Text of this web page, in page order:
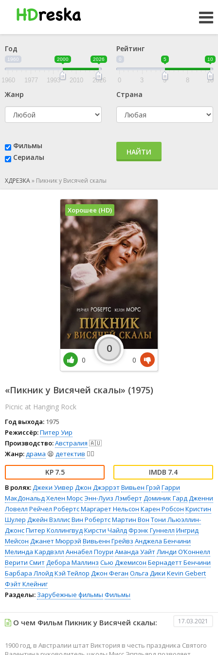
Год
1960 2000 2026
1960 1977 1993 2010 2026
Рейтинг
0 5 10
0 3 5 8 10
Жанр Страна
Фильмы
Сериалы
НАЙТИ
ХДРЕЗКА» Пикник у Висячей скалы
«Пикник у Висячей скалы» (1975)
Picnic at Hanging Rock
Год выхода: 1975
Режиссёр:Питер Уир
Производство:Австралия 🇦🇺
Жанр:драма 😫 детектив 🕵️‍♂️
7.5 7.4
В ролях:Джеки Уивер Джон ДжэррэтВивьен Грэй Гарри
МакДональдХелен МорсЭнн-Луиз ЛэмбертДоминик ГардДженни
Ловелл Рейчел РобертсМаргарет Нельсон Карен Робсон Кристин
Шулер Джейн ВэллисВин РобертсМартин Вон Тони Льюэллин-
ДжонсПитер КоллингвудКирсти ЧайлдФрэнк Гуннелл Ингрид
Мейсон Джанет Мюррэй Вивьенн Грейвз Анджела Бенчини
Мелинда Кардвэлл Аннабел Поури Аманда УайтЛинди О’Коннелл
Верити СмитДебора Маллинз Сью Джемисон Бернадетт Бенчини
Барбара ЛлойдКэй Тейлор Джон Феган Ольга Дики Kevin Gebert
Фэйт Клейниг
Разделы: Зарубежные фильмы Фильмы
Хорошее (HD)
0
0
0
О чем Фильм Пикник у Висячей скалы: 17.03.2021
1900 год, в Австралии штат Виктория в честь праздника Святого